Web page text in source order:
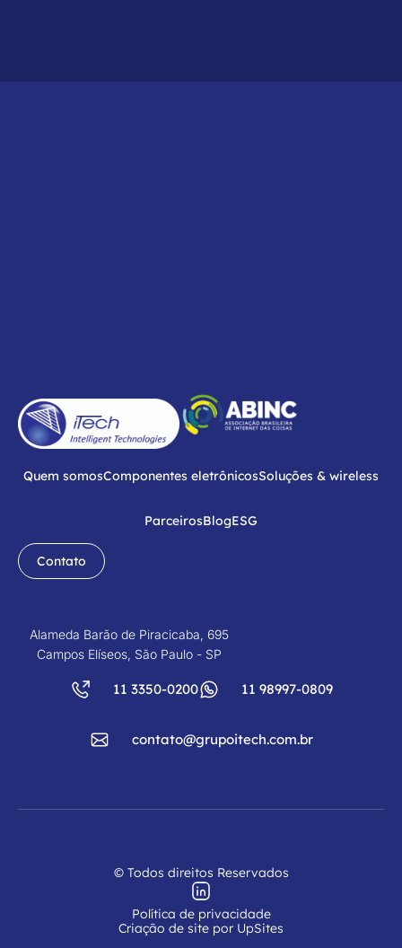
Quem somosComponentes eletrônicosSoluções & wireless
ParceirosBlogESG
Contato
Alameda Barão de Piracicaba, 695
Campos Elíseos, São Paulo - SP
11 3350-0200 11 98997-0809
contato@grupoitech.com.br
© Todos direitos Reservados
Política de privacidade
Criação de site por UpSites